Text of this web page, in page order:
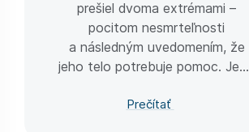
prešiel dvoma extrémami –
pocitom nesmrteľnosti
a následným uvedomením, že
jeho telo potrebuje pomoc. Jeho
vrátiť telu rovnováhu.
Prečítať